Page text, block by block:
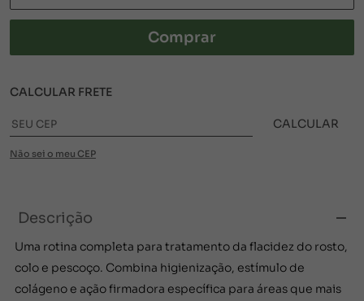
Comprar
CALCULAR FRETE
CALCULAR
Não sei o meu CEP
Descrição
Uma rotina completa para tratamento da flacidez do rosto,
colo e pescoço. Combina higienização, estímulo de
colágeno e ação firmadora específica para áreas que mais